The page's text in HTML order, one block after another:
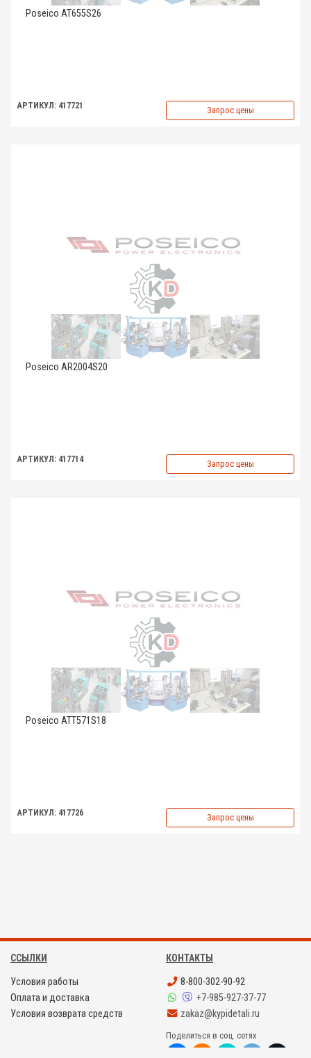
Poseico AT655S26
АРТИКУЛ: 417721 Запрос цены
Poseico AR2004S20
АРТИКУЛ: 417714 Запрос цены
Poseico ATT571S18
АРТИКУЛ: 417726 Запрос цены
ССЫЛКИ
Условия работы
Оплата и доставка
Условия возврата средств
КОНТАКТЫ
8-800-302-90-92
+7-985-927-37-77
zakaz@kypidetali.ru
Поделиться в соц. сетях